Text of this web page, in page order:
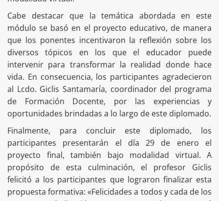
Cabe destacar que la temática abordada en este
módulo se basó en el proyecto educativo, de manera
que los ponentes incentivaron la reflexión sobre los
diversos tópicos en los que el educador puede
intervenir para transformar la realidad donde hace
vida. En consecuencia, los participantes agradecieron
al Lcdo. Giclis Santamaría, coordinador del programa
de Formación Docente, por las experiencias y
oportunidades brindadas a lo largo de este diplomado.
Finalmente, para concluir este diplomado, los
participantes presentarán el día 29 de enero el
proyecto final, también bajo modalidad virtual. A
propósito de esta culminación, el profesor Giclis
felicitó a los participantes que lograron finalizar esta
propuesta formativa: «Felicidades a todos y cada de los